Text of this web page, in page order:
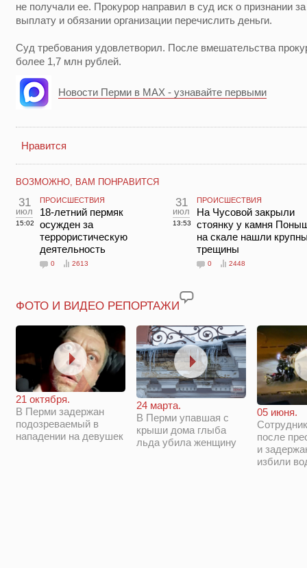
не получали ее. Прокурор направил в суд иск о признании
выплату и обязании организации перечислить деньги.
Суд требования удовлетворил. После вмешательства
более 1,7 млн рублей.
Новости Перми в MAX - узнавайте первыми
Нравится
ВОЗМОЖНО, ВАМ ПОНРАВИТСЯ
31
июл
15:02
ПРОИСШЕСТВИЯ
18-летний пермяк
осужден за
террористическую
деятельность
0 2613
31
июл
13:53
ПРОИСШЕСТВИЯ
На Чусовой закрыли
стоянку у камня
на скале нашли
трещины
0 2448
ФОТО И ВИДЕО РЕПОРТАЖИ
21 октября.
В Перми задержан
подозреваемый в
нападении на девушек
24 марта.
В Перми упавшая с
крыши дома глыба
льда убила женщину
05 июня.
после
и
избили